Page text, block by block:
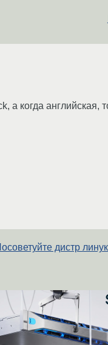
а когда английская,
дистр